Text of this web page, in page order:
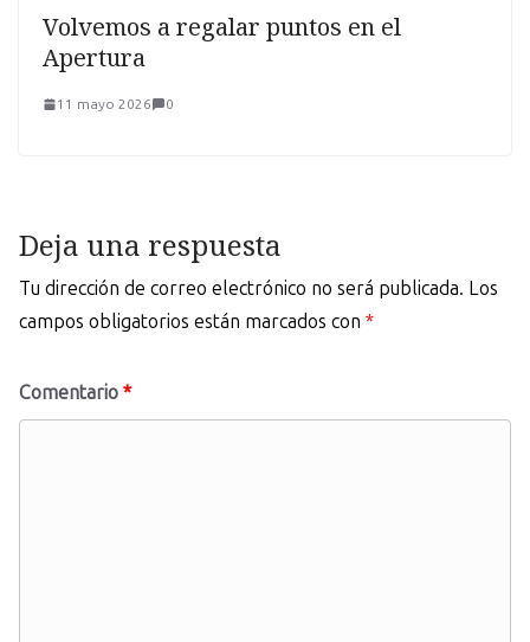
Volvemos a regalar puntos en el
Apertura
11 mayo 2026 0
Deja una respuesta
Tu dirección de correo electrónico no será publicada. Los
campos obligatorios están marcados con *
Comentario *